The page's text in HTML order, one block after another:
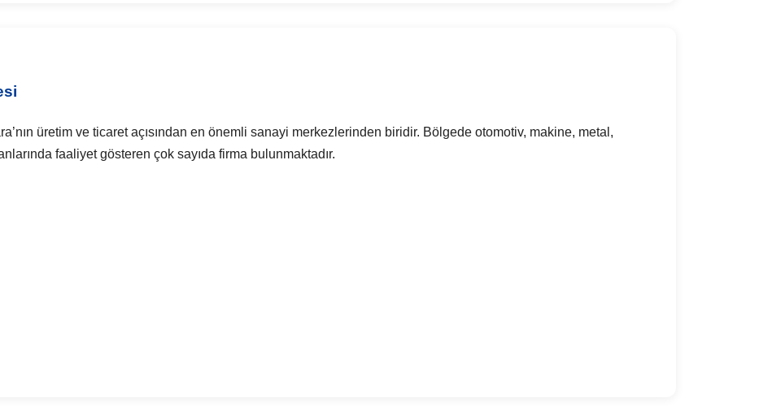
üretim ve ticaret açısından en önemli sanayi merkezlerinden biridir. Bölgede otomotiv, makine, metal,
faaliyet gösteren çok sayıda firma bulunmaktadır.